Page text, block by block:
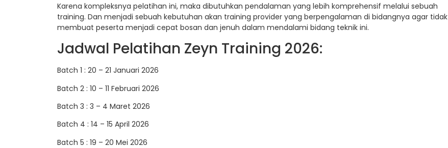
Karena kompleksnya pelatihan ini, maka dibutuhkan pendalaman yang lebih komprehensif melalui sebuah
training. Dan menjadi sebuah kebutuhan akan training provider yang berpengalaman di bidangnya agar tidak
membuat peserta menjadi cepat bosan dan jenuh dalam mendalami bidang teknik ini.
Jadwal Pelatihan Zeyn Training 2026:
Batch 1 : 20 – 21 Januari 2026
Batch 2 : 10 – 11 Februari 2026
Batch 3 : 3 – 4 Maret 2026
Batch 4 : 14 – 15 April 2026
Batch 5 : 19 – 20 Mei 2026